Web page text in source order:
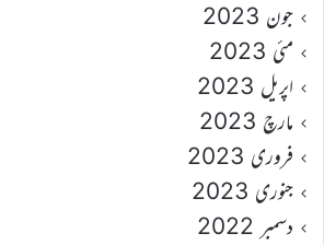
جون 2023
مئی 2023
اپریل 2023
مارچ 2023
فروری 2023
جنوری 2023
دسمبر 2022